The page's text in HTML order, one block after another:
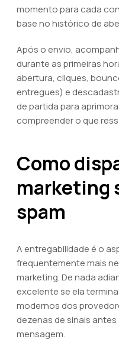
momento para cada
base no histórico de
Após o envio,
durante as primeiras
abertura, cliques,
entregues) e
de partida para
compreender o que
Como
marketing
spam
A entregabilidade é o
frequentemente mais
marketing. De nada
excelente se ela
modernos dos
dezenas de sinais
mensagem.